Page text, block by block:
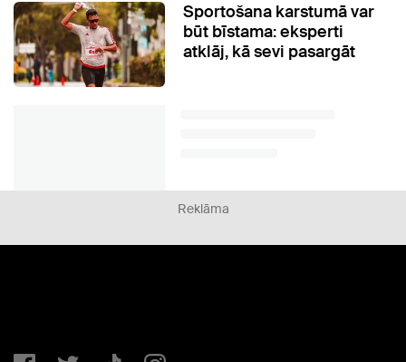
Sportošana karstumā var
būt bīstama: eksperti
atklāj, kā sevi pasargāt
Reklāma